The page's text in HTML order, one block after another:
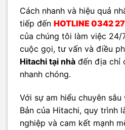
Cách nhanh và hiệu quả
tiếp đến HOTLINE 0342
của chúng tôi làm việc 24/
cuộc gọi, tư vấn và điều
Hitachi tại nhà đến địa chỉ
nhanh chóng.
Với sự am hiểu chuyên
Bản của Hitachi, quy trình
nghiệp và cam kết mạnh